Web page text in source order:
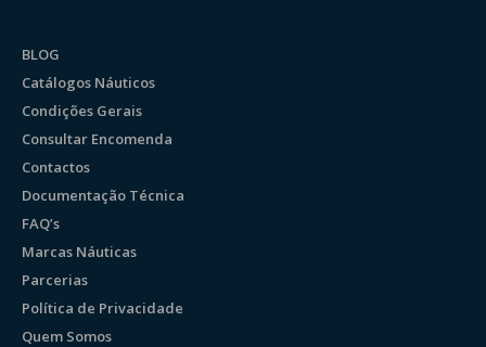
BLOG
Catálogos Náuticos
Condições Gerais
Consultar Encomenda
Contactos
Documentação Técnica
FAQ’s
Marcas Náuticas
Parcerias
Política de Privacidade
Quem Somos